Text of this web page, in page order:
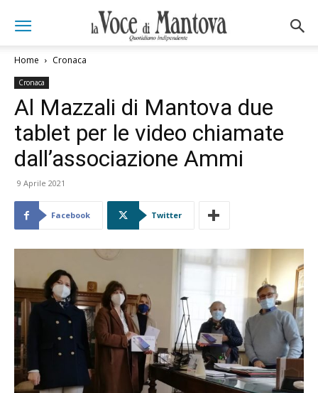
Home Cronaca
Cronaca
Al Mazzali di Mantova due
tablet per le video chiamate
dall’associazione Ammi
9 Aprile 2021
Facebook Twitter